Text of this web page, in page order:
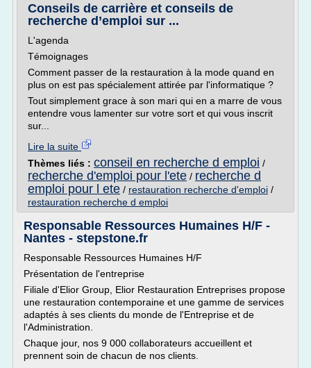
Conseils de carrière et conseils de
recherche d’emploi sur ...
L'agenda
Témoignages
Comment passer de la restauration à la mode quand en
plus on est pas spécialement attirée par l'informatique ?
Tout simplement grace à son mari qui en a marre de vous
entendre vous lamenter sur votre sort et qui vous inscrit
sur...
Lire la suite
Thèmes liés : conseil en recherche d emploi /
recherche d'emploi pour l'ete / recherche d
emploi pour l ete / restauration recherche d'emploi /
restauration recherche d emploi
Responsable Ressources Humaines H/F -
Nantes - stepstone.fr
Responsable Ressources Humaines H/F
Présentation de l'entreprise
Filiale d'Elior Group, Elior Restauration Entreprises propose
une restauration contemporaine et une gamme de services
adaptés à ses clients du monde de l'Entreprise et de
l'Administration.
Chaque jour, nos 9 000 collaborateurs accueillent et
prennent soin de chacun de nos clients.